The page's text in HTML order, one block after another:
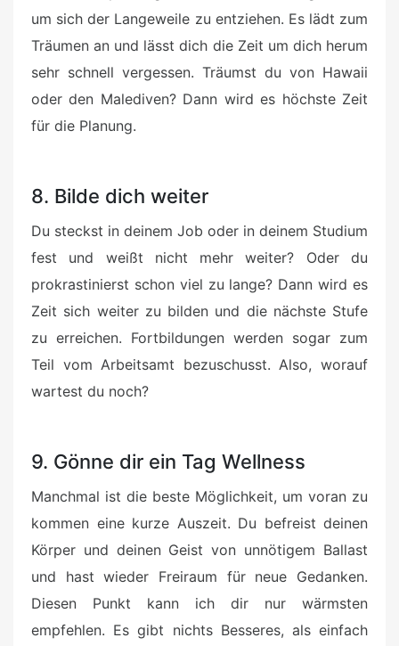
um sich der Langeweile zu entziehen. Es lädt zum
Träumen an und lässt dich die Zeit um dich herum
sehr schnell vergessen. Träumst du von Hawaii
oder den Malediven? Dann wird es höchste Zeit
für die Planung.
8. Bilde dich weiter
Du steckst in deinem Job oder in deinem Studium
fest und weißt nicht mehr weiter? Oder du
prokrastinierst schon viel zu lange? Dann wird es
Zeit sich weiter zu bilden und die nächste Stufe
zu erreichen. Fortbildungen werden sogar zum
Teil vom Arbeitsamt bezuschusst. Also, worauf
wartest du noch?
9. Gönne dir ein Tag Wellness
Manchmal ist die beste Möglichkeit, um voran zu
kommen eine kurze Auszeit. Du befreist deinen
Körper und deinen Geist von unnötigem Ballast
und hast wieder Freiraum für neue Gedanken.
Diesen Punkt kann ich dir nur wärmsten
empfehlen. Es gibt nichts Besseres, als einfach